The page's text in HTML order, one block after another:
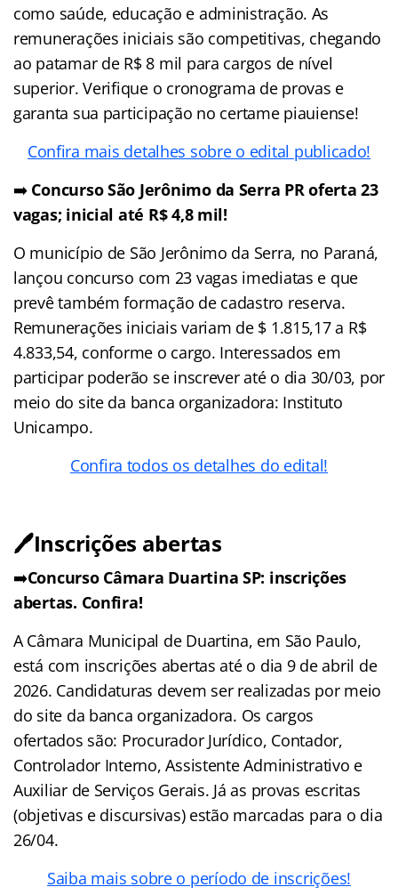
como saúde, educação e administração. As
remunerações iniciais são competitivas, chegando
ao patamar de R$ 8 mil para cargos de nível
superior. Verifique o cronograma de provas e
garanta sua participação no certame piauiense!
Confira mais detalhes sobre o edital publicado!
➡️ Concurso São Jerônimo da Serra PR oferta 23
vagas; inicial até R$ 4,8 mil!
O município de São Jerônimo da Serra, no Paraná,
lançou concurso com 23 vagas imediatas e que
prevê também formação de cadastro reserva.
Remunerações iniciais variam de $ 1.815,17 a R$
4.833,54, conforme o cargo. Interessados em
participar poderão se inscrever até o dia 30/03, por
meio do site da banca organizadora: Instituto
Unicampo.
Confira todos os detalhes do edital!
🖊️Inscrições abertas
➡️Concurso Câmara Duartina SP: inscrições
abertas. Confira!
A Câmara Municipal de Duartina, em São Paulo,
está com inscrições abertas até o dia 9 de abril de
2026. Candidaturas devem ser realizadas por meio
do site da banca organizadora. Os cargos
ofertados são: Procurador Jurídico, Contador,
Controlador Interno, Assistente Administrativo e
Auxiliar de Serviços Gerais. Já as provas escritas
(objetivas e discursivas) estão marcadas para o dia
26/04.
Saiba mais sobre o período de inscrições!